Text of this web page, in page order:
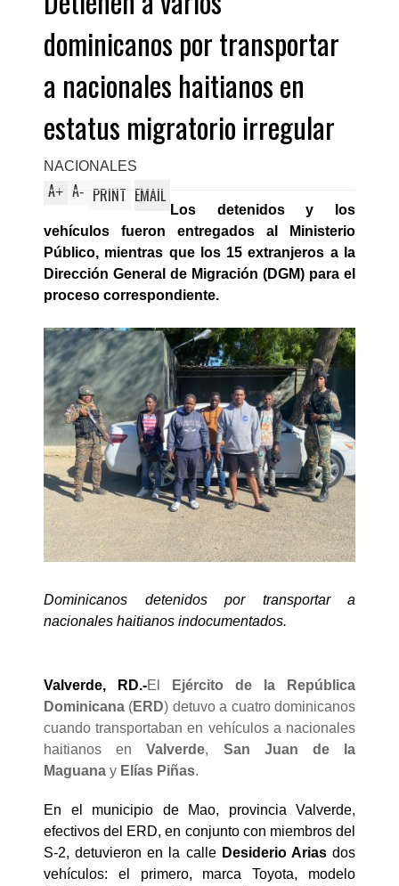
dominicanos por transportar
a nacionales haitianos en
estatus migratorio irregular
NACIONALES
A+ A- PRINT EMAIL
Los detenidos y los
vehículos fueron entregados al Ministerio
Público, mientras que los 15 extranjeros a la
Dirección General de Migración (DGM) para el
proceso correspondiente.
Dominicanos detenidos por transportar a
nacionales haitianos indocumentados.
Valverde, RD.-El
Ejército de la República
Dominicana (ERD) detuvo a cuatro dominicanos
cuando transportaban en vehículos a nacionales
haitianos enValverde, San Juan de la
Maguana y Elías Piñas.
En el municipio de Mao, provincia Valverde,
efectivos del ERD, en conjunto con miembros del
S-2, detuvieron en la calle Desiderio Ariasdos
vehículos: el primero, marca Toyota, modelo